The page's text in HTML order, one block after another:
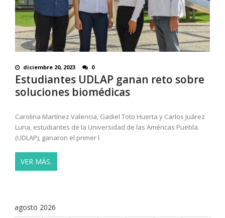
diciembre 20, 2023 0
Estudiantes UDLAP ganan reto sobre
soluciones biomédicas
Carolina Martínez Valencia, Gadiel Toto Huerta y Carlos Juárez
Luna, estudiantes de la Universidad de las Américas Puebla
(UDLAP), ganaron el primer l
VER MÁS.
agosto 2026